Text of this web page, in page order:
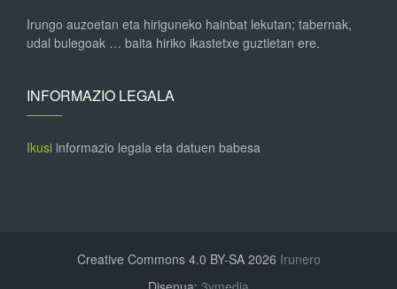
Irungo auzoetan eta hiriguneko hainbat lekutan; tabernak,
udal bulegoak … baita hiriko ikastetxe guztietan ere.
INFORMAZIO LEGALA
Ikusi informazio legala eta datuen babesa
Creative Commons 4.0 BY-SA 2026 Irunero